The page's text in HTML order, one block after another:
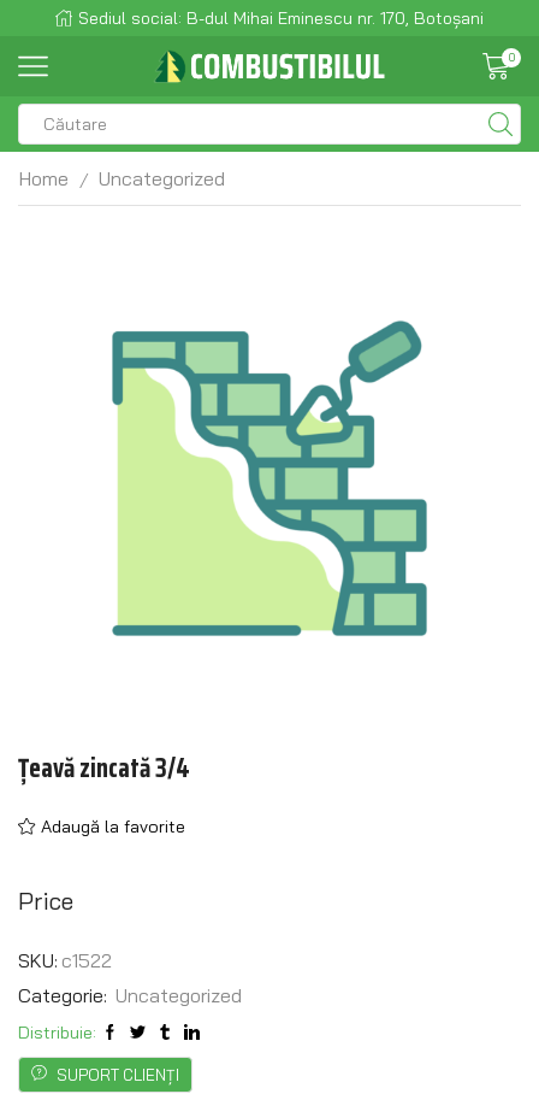
Sediul social: B-dul Mihai Eminescu nr. 170, Botoșani
0
Home / Uncategorized
Țeavă zincată 3/4
Adaugă la favorite
Price
SKU: c1522
Categorie: Uncategorized
Distribuie:
SUPORT CLIENȚI